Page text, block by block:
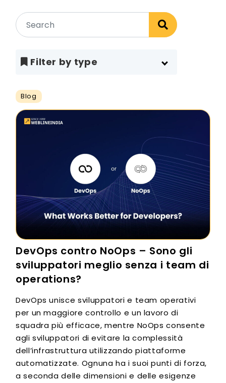
Filter by type
Blog
DevOps contro NoOps – Sono gli
sviluppatori meglio senza i team di
operations?
DevOps unisce sviluppatori e team operativi
per un maggiore controllo e un lavoro di
squadra più efficace, mentre NoOps consente
agli sviluppatori di evitare la complessità
dell’infrastruttura utilizzando piattaforme
automatizzate. Ognuna ha i suoi punti di forza,
a seconda delle dimensioni e delle esigenze